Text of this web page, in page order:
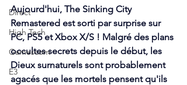
Direct
High Tech
Gamescom
E3
Aujourd'hui, The Sinking City
Remastered est sorti par surprise sur
PC, PS5 et Xbox X/S ! Malgré des plans
occultes secrets depuis le début, les
Dieux surnaturels sont probablement
agacés que les mortels pensent qu'ils